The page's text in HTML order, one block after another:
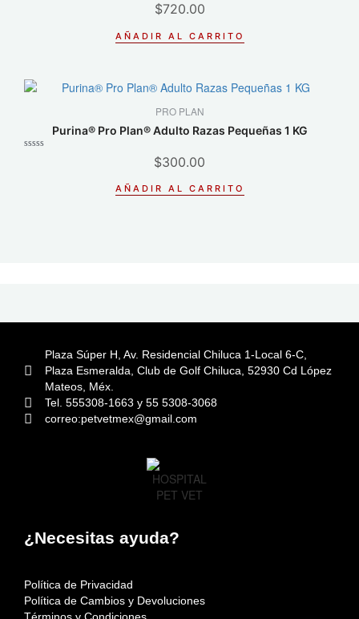
$720.00
AÑADIR AL CARRITO
PRO PLAN
Purina® Pro Plan® Adulto Razas Pequeñas 1 KG
$300.00
AÑADIR AL CARRITO
¿Necesitas ayuda?
Política de Privacidad
Política de Cambios y Devoluciones
Plaza Súper H, Av. Residencial Chiluca 1-Local 6-C,
Plaza Esmeralda, Club de Golf Chiluca, 52930 Cd López
Mateos, Méx.
Tel. 555308-1663 y 55 5308-3068
correo:petvetmex@gmail.com